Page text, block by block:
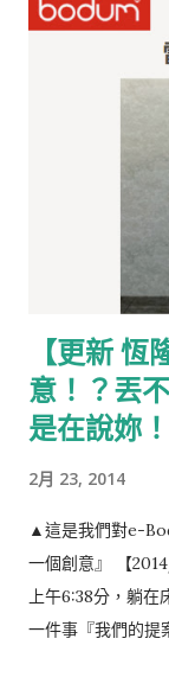
【更新
意！？丟
是在說妳！
2月 23, 2014
▲這是我們對e-
一個創意』 【
上午6:38分，躺
一件事『我們的提